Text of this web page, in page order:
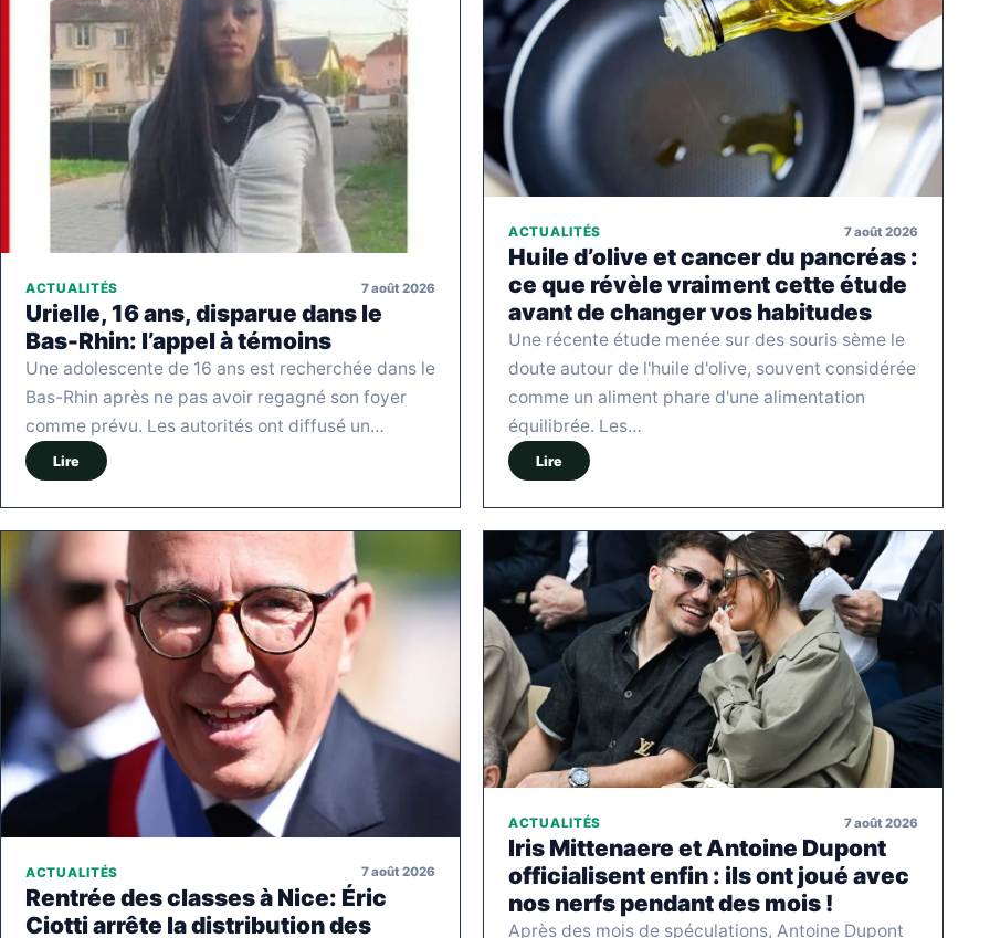
ACTUALITÉS 7 août 2026
Urielle, 16 ans, disparue dans le
Bas-Rhin: l’appel à témoins
Une adolescente de 16 ans est recherchée dans le
Bas-Rhin après ne pas avoir regagné son foyer
comme prévu. Les autorités ont diffusé un…
Lire
ACTUALITÉS 7 août 2026
Huile d’olive et cancer du pancréas :
ce que révèle vraiment cette étude
avant de changer vos habitudes
Une récente étude menée sur des souris sème le
doute autour de l'huile d'olive, souvent considérée
comme un aliment phare d'une alimentation
équilibrée. Les…
Lire
ACTUALITÉS 7 août 2026
Rentrée des classes à Nice: Éric
Ciotti arrête la distribution des
ACTUALITÉS 7 août 2026
Iris Mittenaere et Antoine Dupont
officialisent enfin : ils ont joué avec
nos nerfs pendant des mois !
Après des mois de spéculations, Antoine Dupont